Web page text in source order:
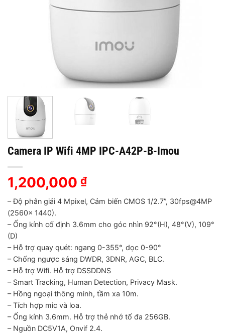
Camera IP Wifi 4MP IPC-A42P-B-Imou
1,200,000 ₫
– Độ phân giải 4 Mpixel, Cảm biến CMOS 1/2.7”, 30fps@4MP
(2560x 1440).
– Ống kính cố định 3.6mm cho góc nhìn 92°(H), 48°(V), 109°
(D)
– Hỗ trợ quay quét: ngang 0-355°, dọc 0-90°
– Chống ngược sáng DWDR, 3DNR, AGC, BLC.
– Hỗ trợ Wifi. Hỗ trợ DSSDDNS
– Smart Tracking, Human Detection, Privacy Mask.
– Hồng ngoại thông minh, tầm xa 10m.
– Tích hợp mic và loa.
– Ống kính 3.6mm. Hỗ trợ thẻ nhớ tố đa 256GB.
– Nguồn DC5V1A, Onvif 2.4.